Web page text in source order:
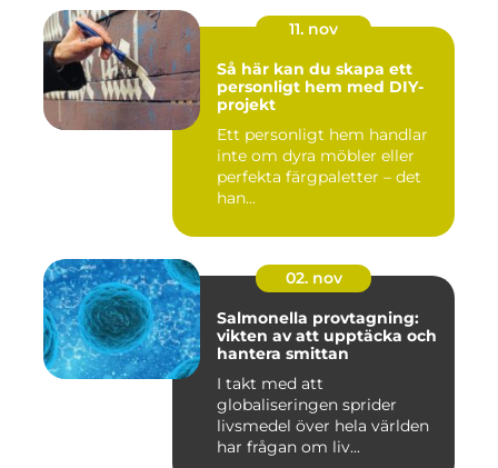
11. nov
Så här kan du skapa ett
personligt hem med DIY-
projekt
Ett personligt hem handlar
inte om dyra möbler eller
perfekta färgpaletter – det
han...
02. nov
Salmonella provtagning:
vikten av att upptäcka och
hantera smittan
I takt med att
globaliseringen sprider
livsmedel över hela världen
har frågan om liv...